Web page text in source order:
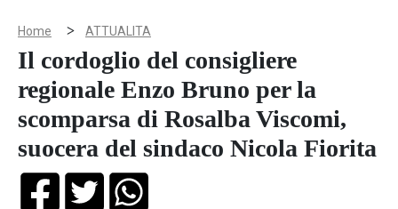
Home > ATTUALITA
Il cordoglio del consigliere
regionale Enzo Bruno per la
scomparsa di Rosalba Viscomi,
suocera del sindaco Nicola Fiorita